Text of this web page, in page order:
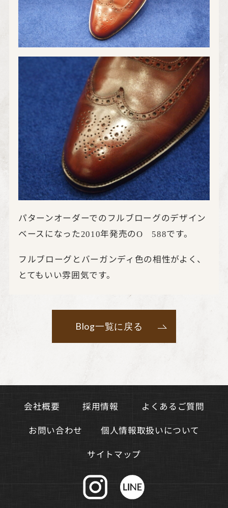
パターンオーダーでのフルブローグのデザイン
ベースになった 2010年発売のO 588です。
フルブローグとバーガンディ色の相性がよく、
とてもいい雰囲気です。
Blog一覧に戻る
会社概要 採用情報 よくあるご質問
お問い合わせ 個人情報取扱いについて
サイトマップ